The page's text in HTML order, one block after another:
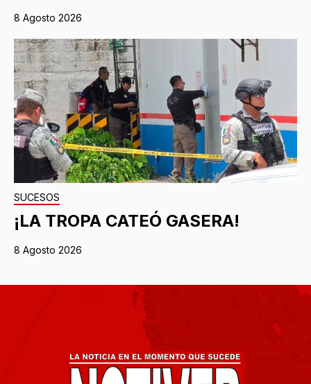
8 Agosto 2026
SUCESOS
¡LA TROPA CATEÓ GASERA!
8 Agosto 2026